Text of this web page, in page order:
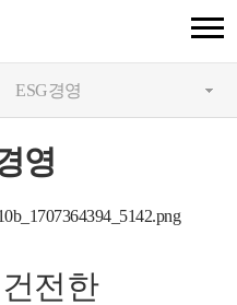
ESG경영
영
전한